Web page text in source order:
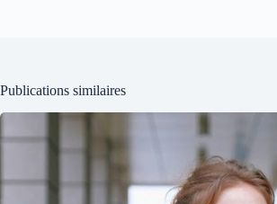
Publications similaires